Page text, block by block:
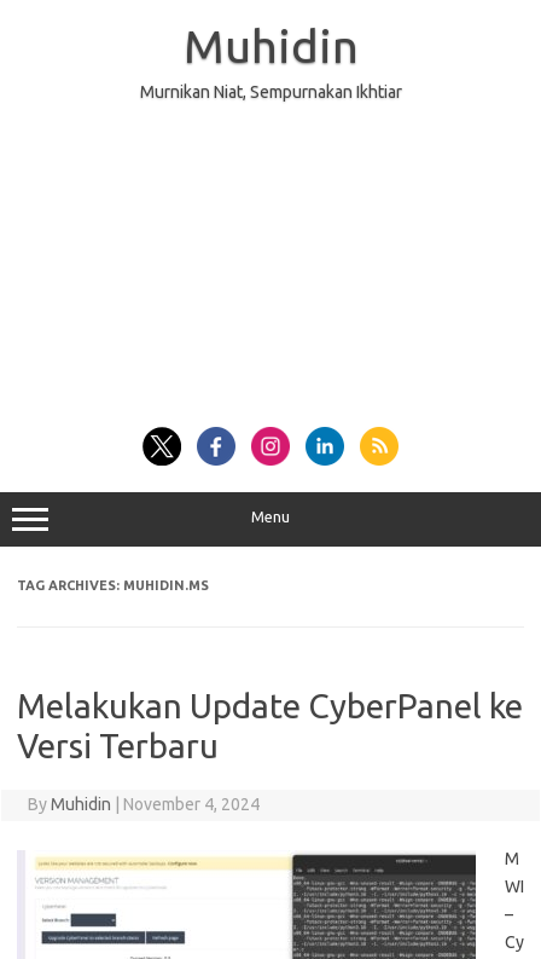
Muhidin
Murnikan Niat, Sempurnakan Ikhtiar
Menu
TAG ARCHIVES: MUHIDIN.MS
Melakukan Update CyberPanel ke
Versi Terbaru
ByMuhidin November 4, 2024
M
WI
–
Cy